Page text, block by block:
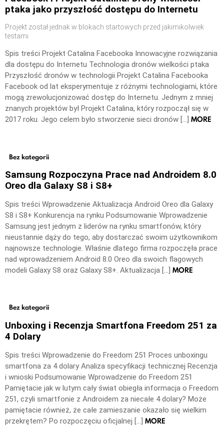
ptaka jako przyszłość dostępu do Internetu
Projekt został jednak w blokach startowych przed jakimikolwiek
testami
Spis treści Projekt Catalina Facebooka Innowacyjne rozwiązania
dla dostępu do Internetu Technologia dronów wielkości ptaka
Przyszłość dronów w technologii Projekt Catalina Facebooka
Facebook od lat eksperymentuje z różnymi technologiami, które
mogą zrewolucjonizować dostęp do Internetu. Jednym z mniej
znanych projektów był Projekt Catalina, który rozpoczął się w
2017 roku. Jego celem było stworzenie sieci dronów […] MORE
Bez kategorii
Samsung Rozpoczyna Prace nad Androidem 8.0
Oreo dla Galaxy S8 i S8+
Spis treści Wprowadzenie Aktualizacja Android Oreo dla Galaxy
S8 i S8+ Konkurencja na rynku Podsumowanie Wprowadzenie
Samsung jest jednym z liderów na rynku smartfonów, który
nieustannie dąży do tego, aby dostarczać swoim użytkownikom
najnowsze technologie. Właśnie dlatego firma rozpoczęła prace
nad wprowadzeniem Android 8.0 Oreo dla swoich flagowych
modeli Galaxy S8 oraz Galaxy S8+. Aktualizacja […] MORE
Bez kategorii
Unboxing i Recenzja Smartfona Freedom 251 za
4 Dolary
Spis treści Wprowadzenie do Freedom 251 Proces unboxingu
smartfona za 4 dolary Analiza specyfikacji technicznej Recenzja
i wnioski Podsumowanie Wprowadzenie do Freedom 251
Pamiętacie jak w lutym cały świat obiegła informacja o Freedom
251, czyli smartfonie z Androidem za niecałe 4 dolary? Może
pamiętacie również, że całe zamieszanie okazało się wielkim
przekrętem? Po rozpoczęciu oficjalnej […] MORE